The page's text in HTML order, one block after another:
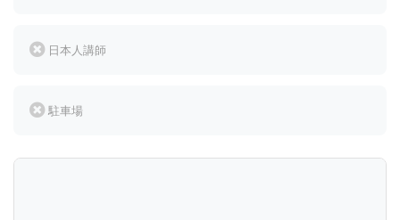
日本人講師
駐車場